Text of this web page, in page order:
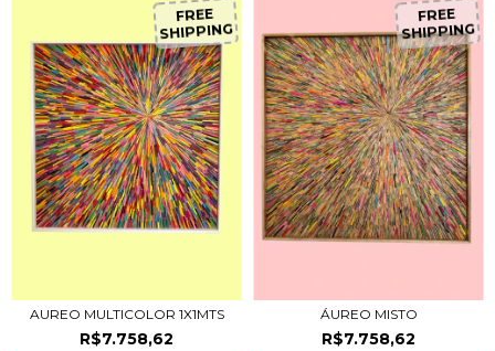
F
R
E
E
S
H
IP
P
IN
G
AUREO MULTICOLOR 1X1MTS
R$7.758,62
F
R
E
E
S
H
IP
P
IN
G
ÁUREO MISTO
R$7.758,62